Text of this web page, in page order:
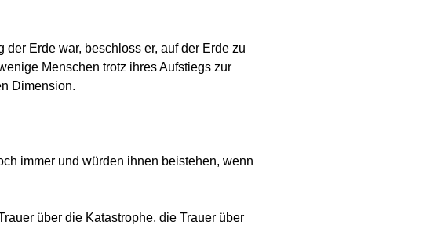
Erde war, beschloss er, auf der Erde zu
Menschen trotz ihres Aufstiegs zur
Dimension.
immer und würden ihnen beistehen, wenn
über die Katastrophe, die Trauer über